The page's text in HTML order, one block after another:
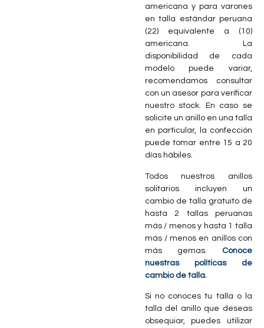
americana y para varones
en talla estándar peruana
(22) equivalente a (10)
americana. La
disponibilidad de cada
modelo puede variar,
recomendamos consultar
con un asesor para verificar
nuestro stock. En caso se
solicite un anillo en una talla
en particular, la confección
puede tomar entre 15 a 20
días hábiles.
Todos nuestros anillos
solitarios incluyen un
cambio de talla gratuito de
hasta 2 tallas peruanas
más / menos y hasta 1 talla
más / menos en anillos con
más gemas. Conoce
nuestras políticas de
cambio de talla.
Si no conoces tu talla o la
talla del anillo que deseas
obsequiar, puedes utilizar